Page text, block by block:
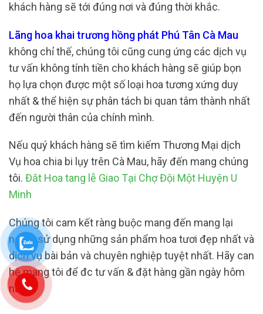
khách hàng sẽ tới đúng nơi và đúng thời khắc.
Lãng hoa khai trương hồng phát Phú Tân Cà Mau
không chỉ thế, chúng tôi cũng cung ứng các dịch vụ
tư vấn không tính tiền cho khách hàng sẽ giúp bọn
họ lựa chọn được một số loại hoa tương xứng duy
nhất & thể hiện sự phân tách bi quan tâm thành nhất
đến người thân của chính mình.
Nếu quý khách hàng sẽ tìm kiếm Thương Mại dịch
Vụ hoa chia bi lụy trên Cà Mau, hãy đến mang chúng
tôi. Đăt Hoa tang lễ Giao Tại Chợ Đội Một Huyện U
Minh
Chúng tôi cam kết ràng buộc mang đến mang lại
người sử dụng những sản phẩm hoa tươi đẹp nhất và
dịch vụ bài bản và chuyên nghiệp tuyệt nhất. Hãy can
hệ mang tôi để đc tư vấn & đặt hàng gần ngày hôm
nay!